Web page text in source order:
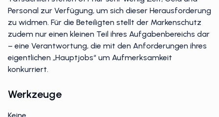
Tatsächlich stehen oft nur sehr wenig Zeit, Geld und
Personal zur Verfügung, um sich dieser Herausforderung
zu widmen. Für die Beteiligten stellt der Markenschutz
zudem nur einen kleinen Teil ihres Aufgabenbereichs dar
– eine Verantwortung, die mit den Anforderungen ihres
eigentlichen „Hauptjobs“ um Aufmerksamkeit
Werkzeuge